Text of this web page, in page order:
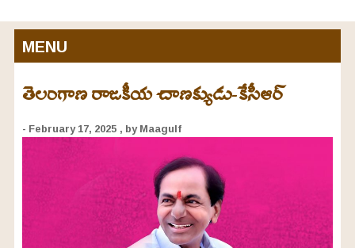
MENU
తెలంగాణ రాజకీయ చాణక్యుడు-కేసీఆర్
- February 17, 2025 , by Maagulf